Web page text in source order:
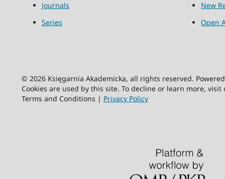
Journals
Series
New
Open
© 2026 Księgarnia Akademicka, all rights reserved.
Cookies are used by this site. To decline or learn more,
Terms and Conditions | Privacy Policy